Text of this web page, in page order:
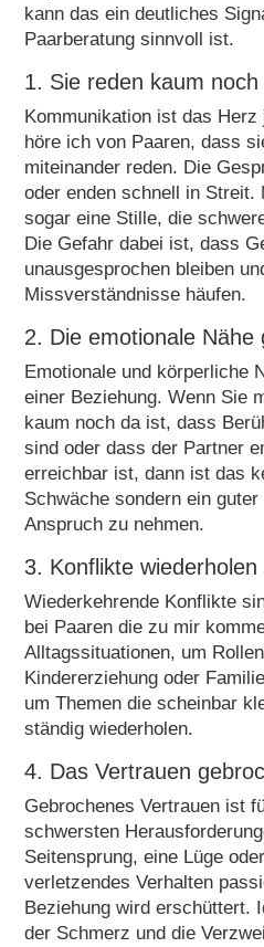
kann das ein deutliches
Paarberatung sinnvoll ist.
1. Sie reden kaum
Kommunikation ist das
höre ich von Paaren, dass
miteinander reden. Die
oder enden schnell in Streit.
sogar eine Stille, die
Die Gefahr dabei ist, dass
unausgesprochen bleiben
Missverständnisse häufen.
2. Die emotionale Nähe
Emotionale und körperliche
einer Beziehung. Wenn Sie
kaum noch da ist, dass
sind oder dass der Partner
erreichbar ist, dann ist das
Schwäche sondern ein
Anspruch zu nehmen.
3. Konflikte
Wiederkehrende Konflikte
bei Paaren die zu mir
Alltagssituationen, um
Kindererziehung oder
um Themen die scheinbar
ständig wiederholen.
4. Das Vertrauen
Gebrochenes Vertrauen ist
schwersten
Seitensprung, eine Lüge
verletzendes Verhalten
Beziehung wird erschüttert.
der Schmerz und die